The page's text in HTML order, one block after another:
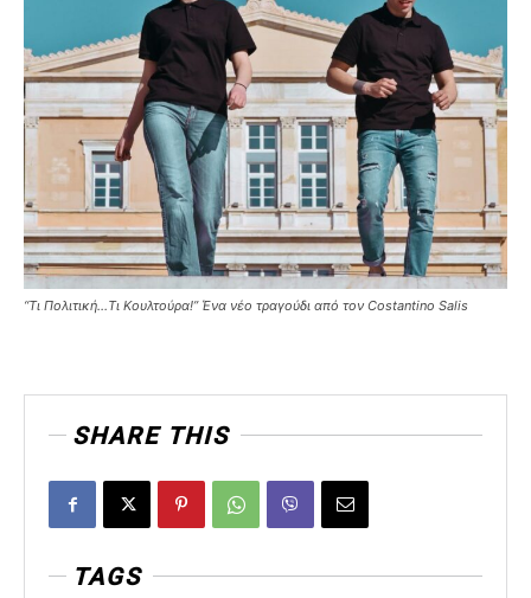
“Τι Πολιτική…Τι Κουλτούρα!” Ένα νέο τραγούδι από τον Costantino Salis
SHARE THIS
TAGS